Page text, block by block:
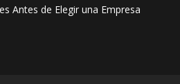
Antes de Elegir una Empresa